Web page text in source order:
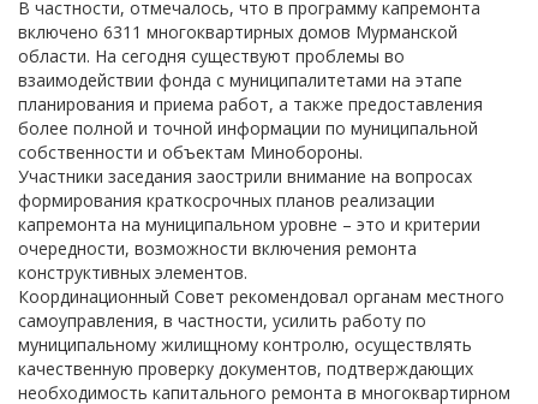
В частности, отмечалось, что в программу капремонта
включено 6311 многоквартирных домов Мурманской
области. На сегодня существуют проблемы во
взаимодействии фонда с муниципалитетами на этапе
планирования и приема работ, а также предоставления
более полной и точной информации по муниципальной
собственности и объектам Минобороны.
Участники заседания заострили внимание на вопросах
формирования краткосрочных планов реализации
капремонта на муниципальном уровне – это и критерии
очередности, возможности включения ремонта
конструктивных элементов.
Координационный Совет рекомендовал органам местного
самоуправления, в частности, усилить работу по
муниципальному жилищному контролю, осуществлять
качественную проверку документов, подтверждающих
необходимость капитального ремонта в многоквартирном